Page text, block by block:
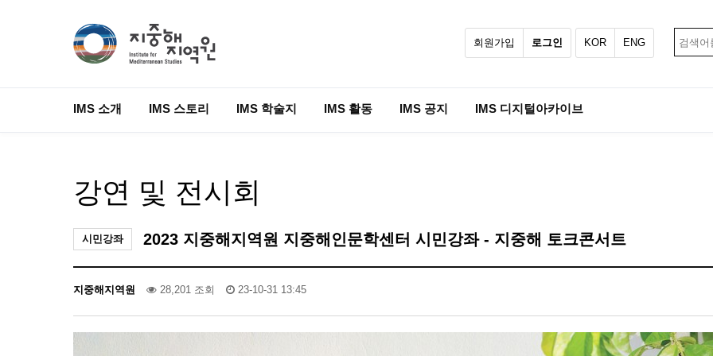
회원가입 로그인 KOR ENG
IMS 소개 IMS 스토리 IMS 학술지 IMS 활동 IMS 공지 IMS 디지털아카이브
강연 및 전시회
시민강좌 2023 지중해지역원 지중해인문학센터 시민강좌 - 지중해 토크콘서트
지중해지역원 28,201 조회 23-10-31 13:45